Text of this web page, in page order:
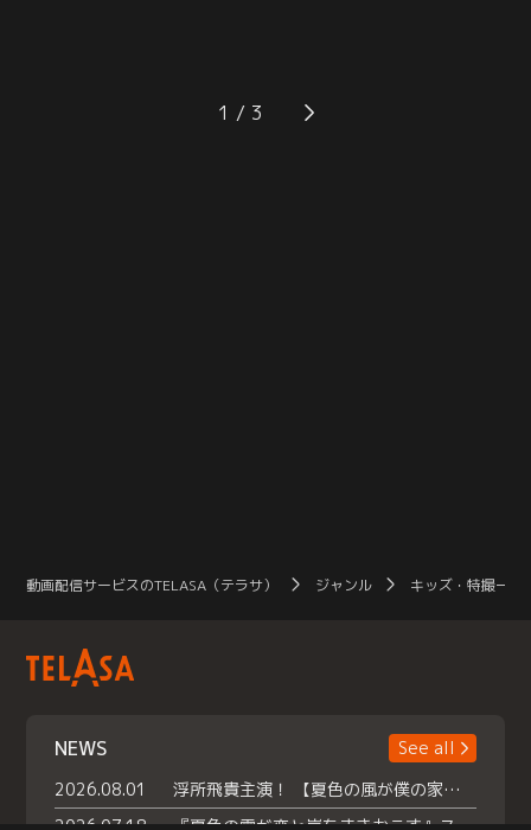
峰。ネットでも話題になり、アンケ
ート順位も1位！さらに七峰は、連
ず、不遜な態度をとる七峰。一方、
服部に問い掛けられた最高と秋人
1
動画配信サービスのTELASA（テラサ） ジャンル キッズ・特撮一覧
NEWS
See all
2026.08.01
浮所飛貴主演！ 【夏色の風が僕の家にやってきた】 本日よりテラサで独占配信スタート！